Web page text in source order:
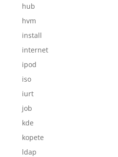
hub
hvm
install
internet
ipod
iso
iurt
job
kde
kopete
ldap